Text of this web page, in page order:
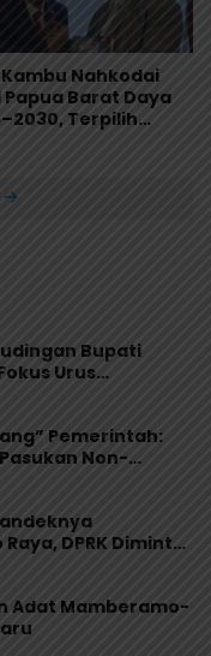
Kambu Nahkodai
Papua Barat Daya
Terpilih
Bupati
Urus
Pemerintah:
Non-
DPRK Diminta
Adat Mamberamo-